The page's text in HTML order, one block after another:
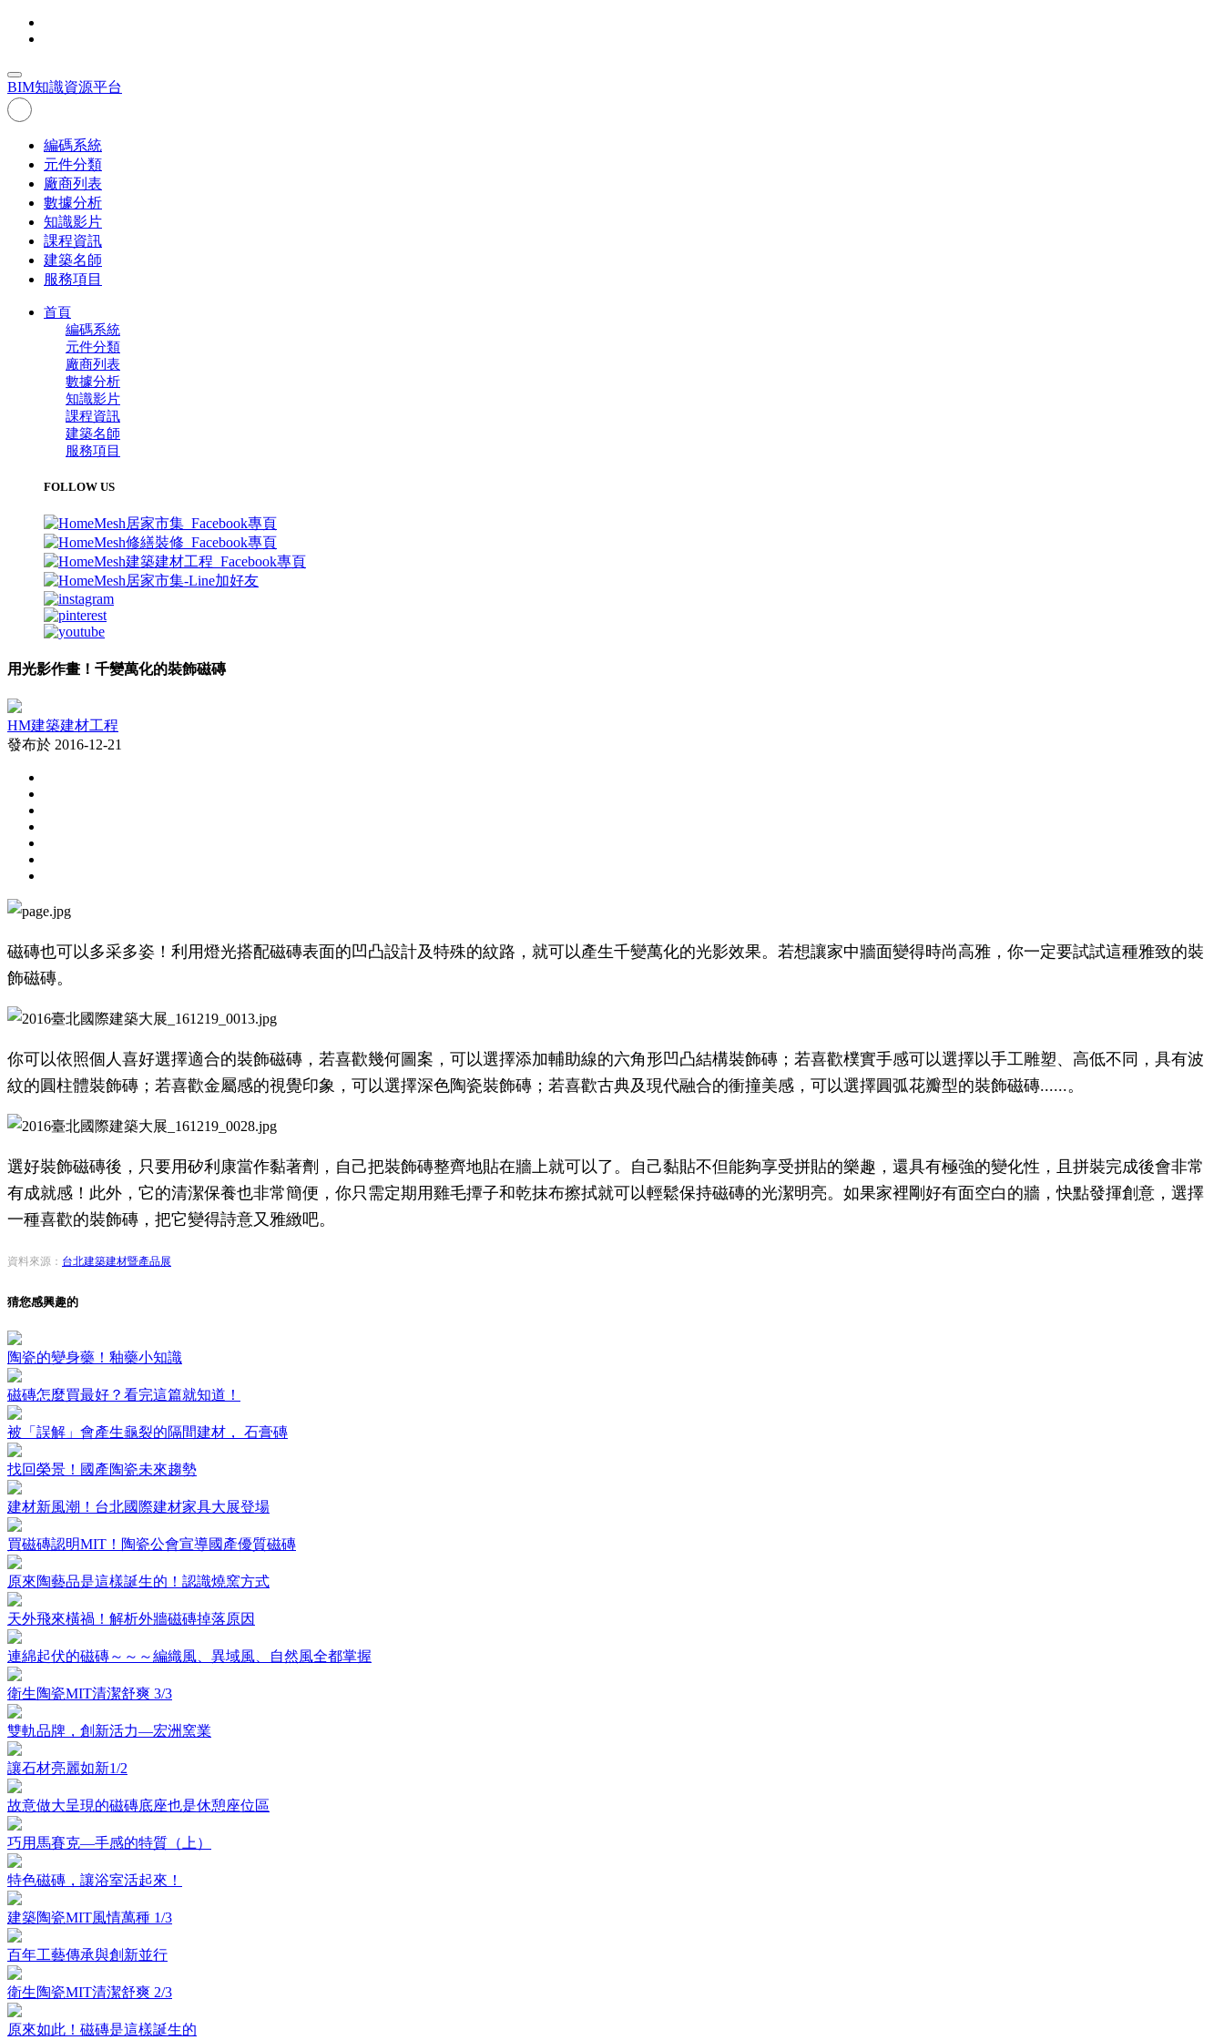
BIM知識資源平台
編碼系統
元件分類
廠商列表
數據分析
知識影片
課程資訊
建築名師
服務項目
首頁
編碼系統
元件分類
廠商列表
數據分析
知識影片
課程資訊
建築名師
服務項目
FOLLOW US
用光影作畫！千變萬化的裝飾磁磚
HM建築建材工程
發布於 2016-12-21
磁磚也可以多采多姿！利用燈光搭配磁磚表面的凹凸設計及特殊的紋路，就可以產生千變萬化的光影效果。 若想讓家中牆面變得時尚高雅，你一定要試試這種雅致的裝
飾磁磚。
你可以依照個人喜好選擇適合的裝飾磁磚，若喜歡幾何圖案，可以選擇添加輔助線的六角形凹凸結構裝飾磚；若喜歡樸實手感可以選擇以手工雕塑、高低不同，具有波
紋的圓柱體裝飾磚；若喜歡金屬感的視覺印象，可以選擇深色陶瓷裝飾磚；若喜歡古典及現代融合的衝撞美感，可以選擇圓弧花瓣型的裝飾磁磚......。
選好裝飾磁磚後，只要用矽利康當作黏著劑，自己把裝飾磚整齊地貼在牆上就可以了。自己黏貼不但能夠享受拼貼的樂趣，還具有極強的變化性，且拼裝完成後會非常
有成就感！此外，它的清潔保養也非常簡便，你只需定期用雞毛撢子和乾抹布擦拭就可以輕鬆保持磁磚的光潔明亮。如果家裡剛好有面空白的牆，快點發揮創意，選擇
一種喜歡的裝飾磚，把它變得詩意又雅緻吧。
資料來源： 台北建築建材暨產品展
猜您感興趣的
陶瓷的變身藥！釉藥小知識
磁磚怎麼買最好？看完這篇就知道！
被「誤解」會產生龜裂的隔間建材， 石膏磚
找回榮景！國產陶瓷未來趨勢
建材新風潮！台北國際建材家具大展登場
買磁磚認明MIT！陶瓷公會宣導國產優質磁磚
原來陶藝品是這樣誕生的！認識燒窯方式
天外飛來橫禍！解析外牆磁磚掉落原因
連綿起伏的磁磚～～～編織風、異域風、自然風全都掌握
衛生陶瓷MIT清潔舒爽 3/3
雙軌品牌，創新活力—宏洲窯業
讓石材亮麗如新1/2
故意做大呈現的磁磚底座也是休憩座位區
巧用馬賽克—手感的特質（上）
特色磁磚，讓浴室活起來！
建築陶瓷MIT風情萬種 1/3
百年工藝傳承與創新並行
衛生陶瓷MIT清潔舒爽 2/3
原來如此！磁磚是這樣誕生的